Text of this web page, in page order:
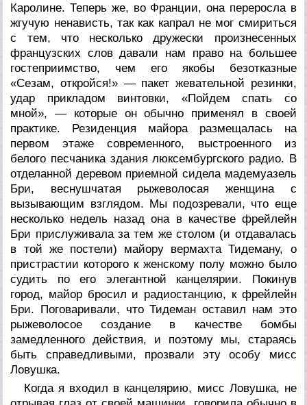
Каролине. Теперь же, во Франции, она переросла в
жгучую ненависть, так как капрал не мог смириться
с тем, что несколько дружески произнесенных
французских слов давали нам право на большее
гостеприимство, чем его якобы безотказные
«Сезам, откройся!» — пакет жевательной резинки,
удар прикладом винтовки, «Пойдем спать со
мной», — которые он обычно применял в своей
практике. Резиденция майора размещалась на
первом этаже современного, выстроенного из
белого песчаника здания люксембургского радио. В
отделанной деревом приемной сидела мадемуазель
Бри, веснушчатая рыжеволосая женщина с
вызывающим взглядом. Мы подозревали, что еще
несколько недель назад она в качестве фрейлейн
Бри прислуживала за тем же столом (и отдавалась
в той же постели) майору вермахта Тидеману, о
пристрастии которого к женскому полу можно было
судить по его элегантной канцелярии. Покинув
город, майор бросил и радиостанцию, к фрейлейн
Бри. Поговаривали, что Тидеман оставил нам это
рыжеволосое создание в качестве бомбы
замедленного действия, и поэтому мы, стараясь
быть справедливыми, прозвали эту особу мисс
Ловушка.
Когда я входил в канцелярию, мисс Ловушка, не